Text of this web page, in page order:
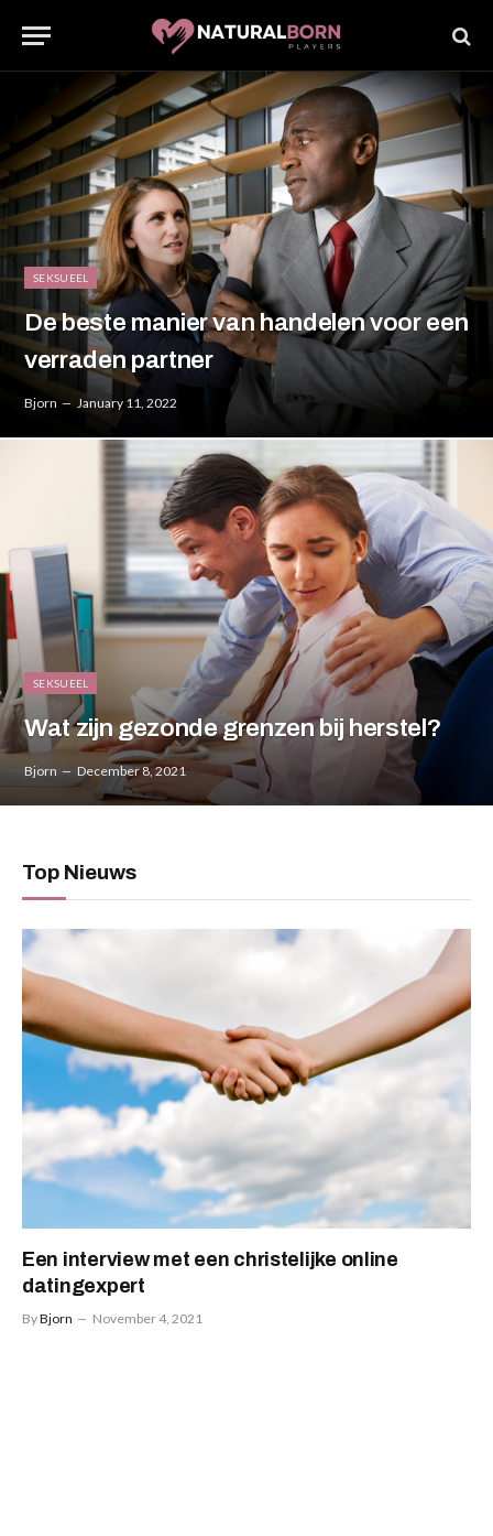
SEKSUEEL
De beste manier van handelen voor een
verraden partner
Bjorn January 11, 2022
SEKSUEEL
Wat zijn gezonde grenzen bij herstel?
Bjorn December 8, 2021
Top Nieuws
Een interview met een christelijke online
datingexpert
ByBjorn November 4, 2021